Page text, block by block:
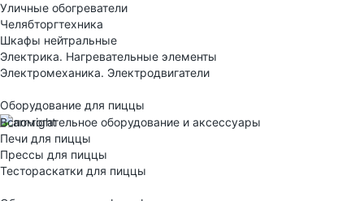
Уличные обогреватели
Челябторгтехника
Шкафы нейтральные
Электрика. Нагревательные элементы
Электромеханика. Электродвигатели
Оборудование для пиццы
Вспомогательное оборудование и аксессуары
Печи для пиццы
Прессы для пиццы
Тестораскатки для пиццы